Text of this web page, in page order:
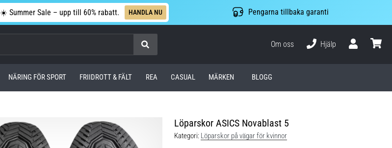
☀️ Summer Sale – upp till 60% rabatt. HANDLA NU Pengarna tillbaka garanti
Om oss
Hjälp
NÄRING FÖR SPORT FRIIDROTT & FÄLT REA CASUAL MÄRKEN BLOGG
Löparskor ASICS Novablast 5
Kategori: Löparskor på vägar för kvinnor